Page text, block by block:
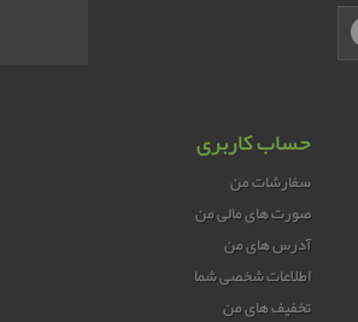
حساب کاربری
سفارشات من
صورت های مالی من
آدرس های من
اطلاعات شخصی شما
تخفیف های من